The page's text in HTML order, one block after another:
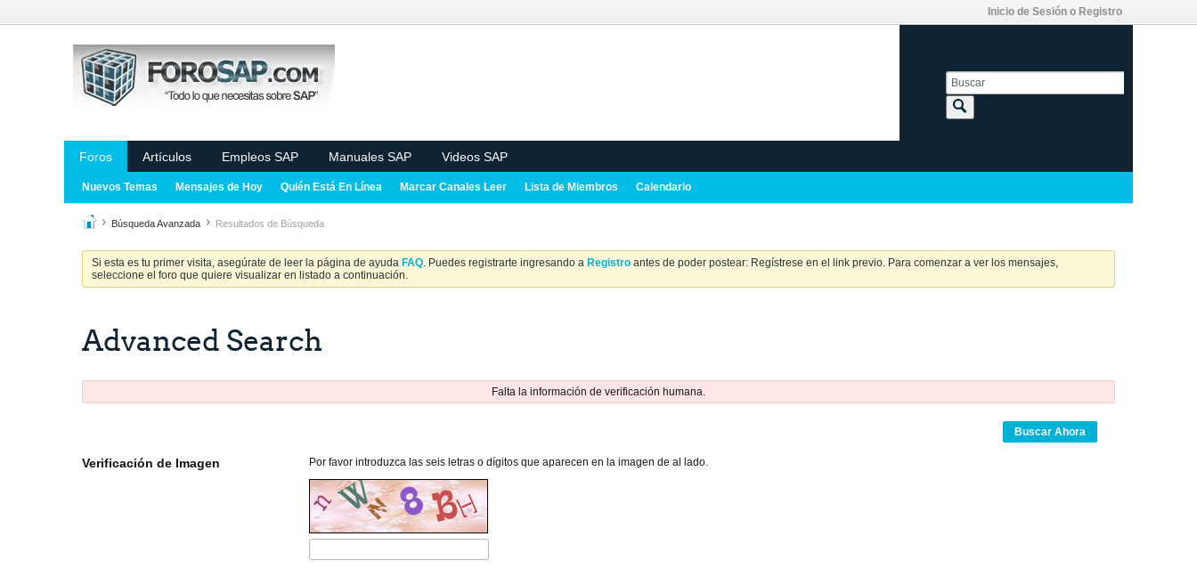
Inicio de Sesión o Registro
Foros Artículos Empleos SAP Manuales SAP Videos SAP
Nuevos Temas Mensajes de Hoy Quién Está En Línea Marcar Canales Leer Lista de Miembros Calendario
Búsqueda Avanzada Resultados de Búsqueda
Si esta es tu primer visita, asegúrate de leer la página de ayuda FAQ. Puedes registrarte ingresando a Registro antes de poder postear: Regístrese en el link previo. Para comenzar a ver los mensajes,
seleccione el foro que quiere visualizar en listado a continuación.
Advanced Search
Falta la información de verificación humana.
Buscar Ahora
Verificación de Imagen Por favor introduzca las seis letras o dígitos que aparecen en la imagen de al lado.